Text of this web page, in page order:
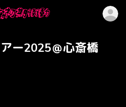
ー2025＠心斎橋